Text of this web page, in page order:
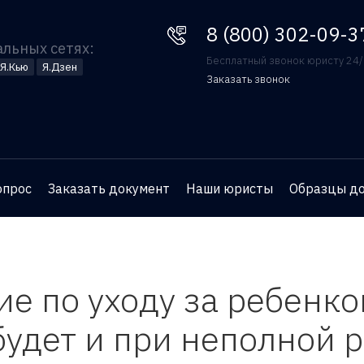
сетях:
Я.Кью Я.Дзен
8 (800) 302-09-
Бесплатный звонок юристу
Заказать звонок
и юрист перезвонит вам
консультации
Заказать документ Наши юристы Образцы
по уходу за
и при неполной